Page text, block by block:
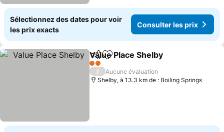
Sélectionnez des dates pour voir
les prix exacts
Consulter les prix
PartagerAjouter à mes favoris
Value Place Shelby
2 Étoiles
/
Aucune évaluation
Shelby, à 13.3 km de : Boiling Springs